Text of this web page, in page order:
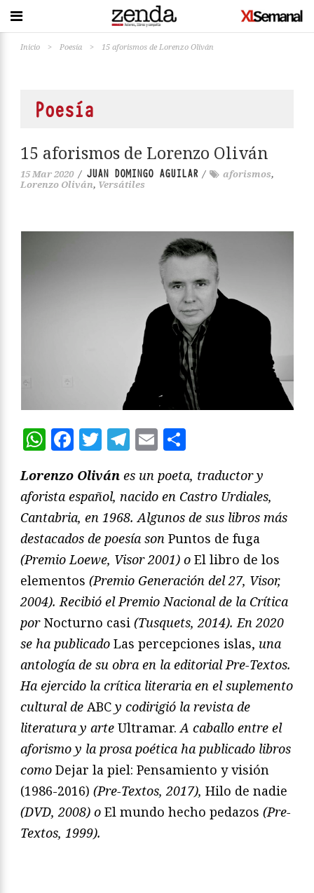
Inicio > Poesía > 15 aforismos de Lorenzo Oliván
Poesía
15 aforismos de Lorenzo Oliván
15 Mar 2020 / JUAN DOMINGO AGUILAR / aforismos,
Lorenzo Oliván, Versátiles
WhatsApp
Facebook
Twitter
Telegram
Email
Lorenzo Oliván es un poeta, traductor y
aforista español, nacido en Castro Urdiales,
Cantabria, en 1968. Algunos de sus libros más
destacados de poesía son Puntos de fuga
(Premio Loewe, Visor 2001) o El libro de los
elementos (Premio Generación del 27, Visor,
2004). Recibió el Premio Nacional de la Crítica
por Nocturno casi (Tusquets, 2014). En 2020
se ha publicado Las percepciones islas, una
antología de su obra en la editorial Pre-Textos.
Ha ejercido la crítica literaria en el suplemento
cultural de ABC y codirigió la revista de
literatura y arte Ultramar. A caballo entre el
aforismo y la prosa poética ha publicado libros
como Dejar la piel: Pensamiento y visión
(1986-2016) (Pre-Textos, 2017), Hilo de nadie
(DVD, 2008) o El mundo hecho pedazos (Pre-
Textos, 1999).